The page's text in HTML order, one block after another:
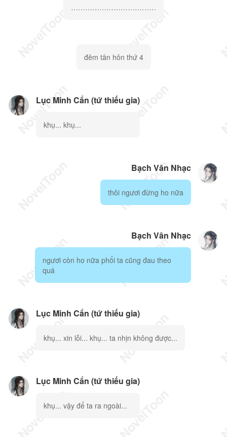
………………………………
đêm tân hôn thứ 4
Lục Minh Cẩn (tứ thiếu gia)
khụ... khụ...
Bạch Vân Nhạc
thôi ngươi đừng ho nữa
Bạch Vân Nhạc
ngươi còn ho nữa phổi ta cũng đau theo
quá
Lục Minh Cẩn (tứ thiếu gia)
khụ... xin lỗi... khụ... ta nhịn không được...
Lục Minh Cẩn (tứ thiếu gia)
khụ... vậy để ta ra ngoài...